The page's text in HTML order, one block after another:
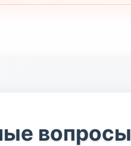
вопросы